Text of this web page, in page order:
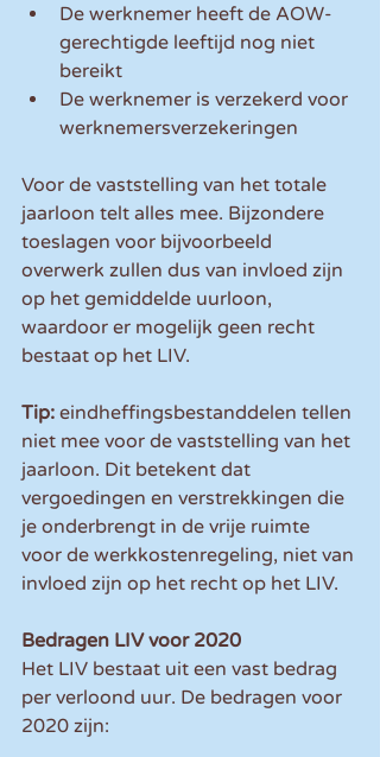
De werknemer heeft de AOW-
gerechtigde leeftijd nog niet
bereikt
De werknemer is verzekerd voor
werknemersverzekeringen
Voor de vaststelling van het totale
jaarloon telt alles mee. Bijzondere
toeslagen voor bijvoorbeeld
overwerk zullen dus van invloed zijn
op het gemiddelde uurloon,
waardoor er mogelijk geen recht
bestaat op het LIV.
Tip: eindheffingsbestanddelen tellen
niet mee voor de vaststelling van het
jaarloon. Dit betekent dat
vergoedingen en verstrekkingen die
je onderbrengt in de vrije ruimte
voor de werkkostenregeling, niet van
invloed zijn op het recht op het LIV.
Bedragen LIV voor 2020
Het LIV bestaat uit een vast bedrag
per verloond uur. De bedragen voor
2020 zijn: